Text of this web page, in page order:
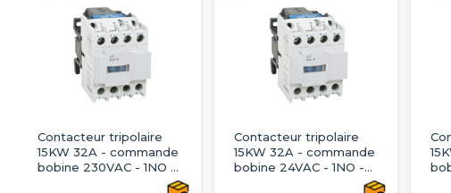
Contacteur tripolaire
15KW 32A - commande
bobine 230VAC - 1NO -
Contacteur tripolaire
15KW 32A - commande
bobine 24VAC - 1NO -